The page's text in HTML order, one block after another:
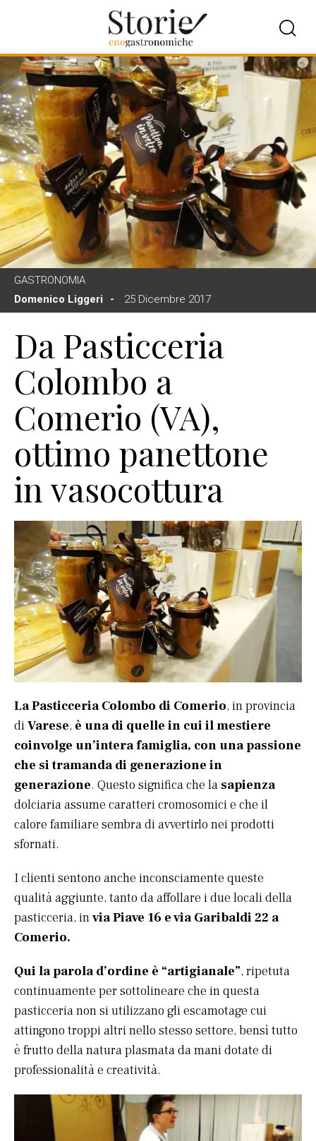
GASTRONOMIA
Domenico Liggeri
25 Dicembre 2017
Da Pasticceria
Colombo a
Comerio (VA),
ottimo panettone
in vasocottura
La Pasticceria Colombo di Comerio, in provincia
diVarese, è una di quelle in cui il mestiere
coinvolge un’intera famiglia, con una passione
che si tramanda di generazione in
generazione. Questo significa che la sapienza
dolciaria assume caratteri cromosomici e che il
calore familiare sembra di avvertirlo nei prodotti
sfornati.
I clienti sentono anche inconsciamente queste
qualità aggiunte, tanto da affollare i due locali della
pasticceria, invia Piave 16 e via Garibaldi 22 a
Comerio.
Qui la parola d’ordine è “artigianale”, ripetuta
continuamente per sottolineare che in questa
pasticceria non si utilizzano gli escamotage cui
attingono troppi altri nello stesso settore, bensì tutto
è frutto della natura plasmata da mani dotate di
professionalità e creatività.